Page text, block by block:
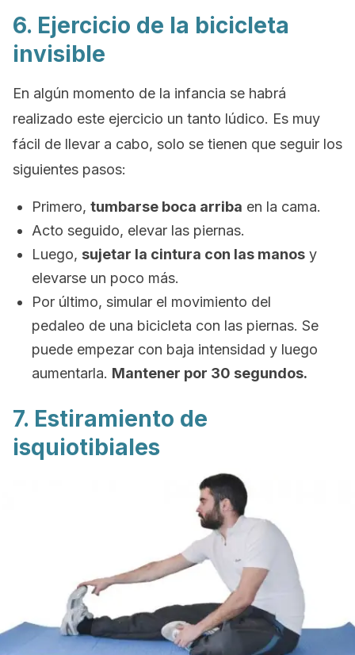
6. Ejercicio de la bicicleta
invisible
En algún momento de la infancia se habrá
realizado este ejercicio un tanto lúdico. Es muy
fácil de llevar a cabo, solo se tienen que seguir los
siguientes pasos:
Primero, tumbarse boca arriba en la cama.
Acto seguido, elevar las piernas.
Luego, sujetar la cintura con las manos y
elevarse un poco más.
Por último, simular el movimiento del
pedaleo de una bicicleta con las piernas. Se
puede empezar con baja intensidad y luego
aumentarla. Mantener por 30 segundos.
7. Estiramiento de
isquiotibiales